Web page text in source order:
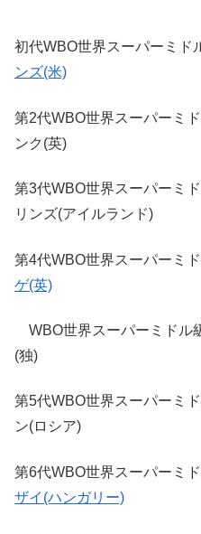
初代WBO世界スーパーミ
ンズ(米)
第2代WBO世界スーパーミ
ンク(英)
第3代WBO世界スーパーミ
リンズ(アイルランド)
第4代WBO世界スーパーミ
ゲ(英)
WBO世界スーパーミドル
(独)
第5代WBO世界スーパーミ
ン(ロシア)
第6代WBO世界スーパーミ
ザイ(ハンガリー)